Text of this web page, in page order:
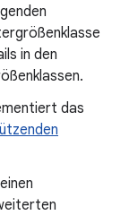
in den
das